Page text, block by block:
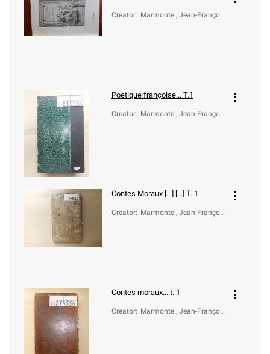
Creator: Marmontel, Jean-Françoi
Poetique françoise... T.1
Creator: Marmontel, Jean-Françoi
Contes Moraux [...] [...] T. 1.
Creator: Marmontel, Jean-Françoi
Contes moraux... t. 1
Creator: Marmontel, Jean-Françoi